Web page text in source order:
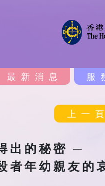
最新消息 服
出的秘密 ─
者年幼親友的
上一頁